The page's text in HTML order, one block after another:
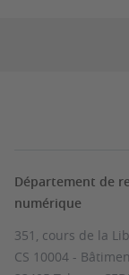
Département de
numérique
351, cours de la
CS 10004 -